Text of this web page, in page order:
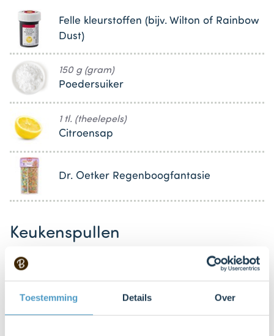
Toestemming Details Over
Felle kleurstoffen (bijv. Wilton of Rainbow
Dust)
150 g (gram)
Poedersuiker
1 tl. (theelepels)
Citroensap
Dr. Oetker Regenboogfantasie
Keukenspullen
Tulband bakvorm (30 cm)